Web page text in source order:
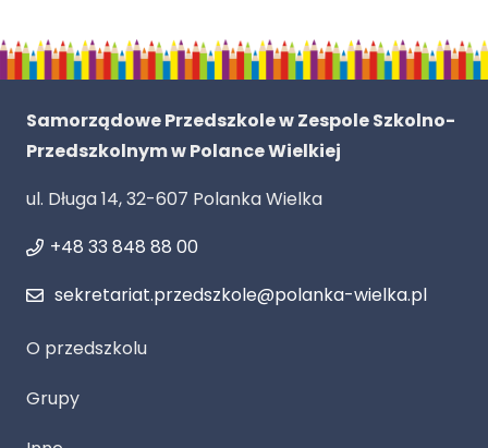
Samorządowe Przedszkole w Zespole Szkolno-
Przedszkolnym w Polance Wielkiej
ul. Długa 14, 32-607 Polanka Wielka
+48 33 848 88 00
sekretariat.przedszkole@polanka-wielka.pl
O przedszkolu
Grupy